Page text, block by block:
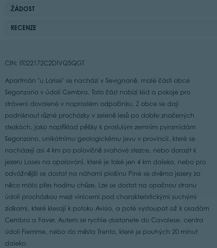
ŽÁDOST
RECENZE
CIN: IT022172C2DIVQ5QGT
Apartmán "u Lorise" se nachází v Sevignaně, malé části obce
Segonzano v údolí Cembra. Tato část nabízí klid a pokoje pro
strávení dovolené v naprostém odpočinku. Z obce se dají
podniknout různé procházky v zeleně lesů po dobře značených
stezkách, jako například pěšky k proslulým zemním pyramidám
Segonzano, unikátnímu geologickému jevu v provincii, které se
nacházejí asi 4 km po polovičně svahové stezce, nebo dorazit k
jezeru Lases na opalování, které je také jen 4 km daleko, nebo pro
odvážnější se dostat na náhorní plošinu Pinè se dvěma jezery za
něco málo přes hodinu chůze. Lze se dostat na opačnou stranu
údolí procházkou mezi vinicemi pod charakteristickými suchými
zídkami, které klesají k potoku Avisio, a poté vystoupat až k osadám
Cembra a Faver. Autem se rychle dostanete do Cavalese, centra
údolí Fiemme, nebo do města Trento, které je pouhých 20 minut
daleko.